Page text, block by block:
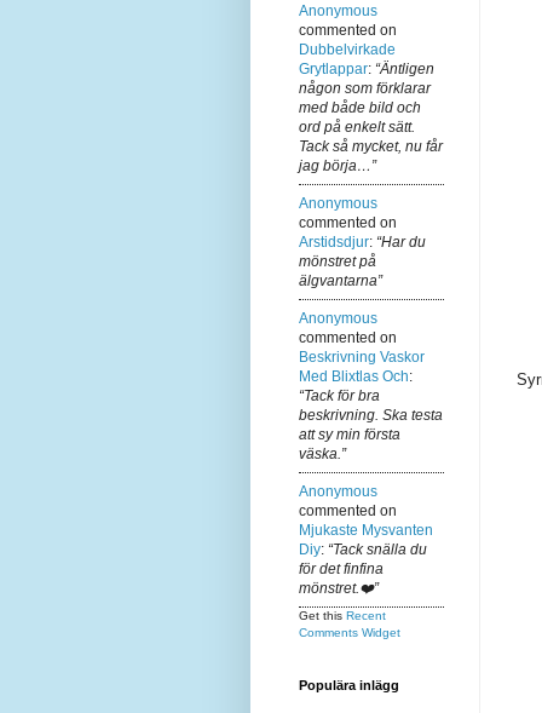
Anonymous
commented on
Dubbelvirkade
Grytlappar: “Äntligen
någon som förklarar
med både bild och
ord på enkelt sätt.
Tack så mycket, nu får
jag börja…”
Anonymous
commented on
Arstidsdjur: “Har du
mönstret på
älgvantarna”
Anonymous
commented on
Beskrivning Vaskor
Med Blixtlas Och:
“Tack för bra
beskrivning. Ska testa
att sy min första
väska.”
Anonymous
commented on
Mjukaste Mysvanten
Diy: “Tack snälla du
för det finfina
mönstret.❤️”
Get this Recent
Comments Widget
Populära inlägg